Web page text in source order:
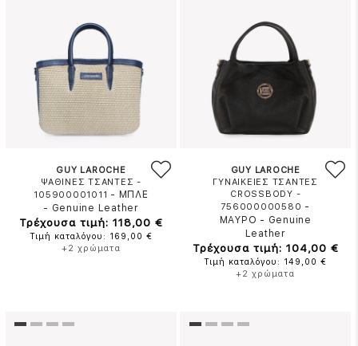
GUY LAROCHE
ΨΑΘΙΝΕΣ ΤΣΑΝΤΕΣ -
105900001011 - ΜΠΛΕ
- Genuine Leather
Τρέχουσα τιμή: 118,00 €
Τιμή καταλόγου: 169,00 €
+2 χρώματα
GUY LAROCHE
ΓΥΝΑΙΚΕΙΕΣ ΤΣΑΝΤΕΣ
CROSSBODY -
756000000580 -
ΜΑΥΡΟ - Genuine
Leather
Τρέχουσα τιμή: 104,00 €
Τιμή καταλόγου: 149,00 €
+2 χρώματα